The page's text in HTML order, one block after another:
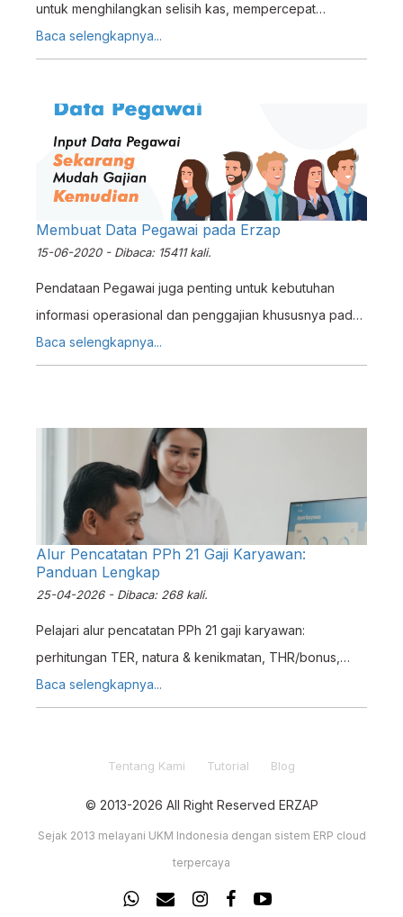
untuk menghilangkan selisih kas, mempercepat
rekonsiliasi, dan memantau saldo kasir secara real-time
di Erzap.
Baca selengkapnya...
Membuat Data Pegawai pada Erzap
15-06-2020 - Dibaca: 15411 kali.
Pendataan Pegawai juga penting untuk kebutuhan
informasi operasional dan penggajian khususnya pada
Usaha Menengah sampai Enterprise. Pendataan ini
tentunya akan cukup sulit dikelola dan diakses bila
proses pendataan Pegawai, Erzap menciptakan fitur
Manajemen Data Pegawai dimana pada fitur ini anda
dapat menginput informasi seputar Pegawai pada
Perusahaan anda. Pada Tutorial kali ini kami akan
menjelaskan cara mengelola Data Pegawai pada Sistem
Baca selengkapnya...
Alur Pencatatan PPh 21 Gaji Karyawan:
Panduan Lengkap
25-04-2026 - Dibaca: 268 kali.
Pelajari alur pencatatan PPh 21 gaji karyawan:
perhitungan TER, natura & kenikmatan, THR/bonus,
jurnal akuntansi, hingga pelaporan. Panduan lengkap
2024.
Baca selengkapnya...
Tentang Kami Tutorial Blog
© 2013-2026 All Right Reserved ERZAP
Sejak 2013 melayani UKM Indonesia dengan sistem ERP cloud
terpercaya